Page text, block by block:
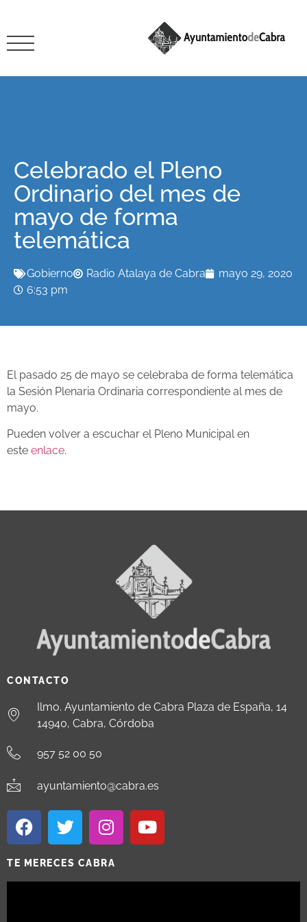
Celebrado el Pleno
Ordinario del mes de
mayo de forma
telemática
Gobierno Radio Atalaya de Cabra
mayo 29, 2020
6:53 pm
El pasado 25 de mayo se celebraba de forma telemática
la Sesión Plenaria Ordinaria correspondiente al mes de
mayo.
Pueden volver a escuchar el Pleno Municipal en
este enlace.
CONTACTO
Ilmo. Ayuntamiento de Cabra Plaza de España, 14
14940, Cabra, Córdoba
957 52 00 50
ayuntamiento@cabra.es
TE MERECES CABRA